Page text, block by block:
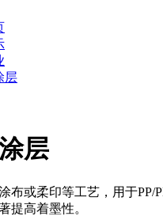
层
层
布或柔印等工艺，用于PP/
提高着墨性。